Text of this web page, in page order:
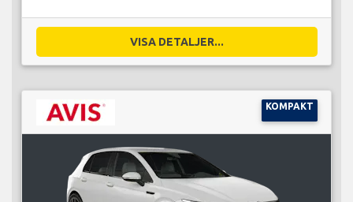
VISA DETALJER...
KOMPAKT